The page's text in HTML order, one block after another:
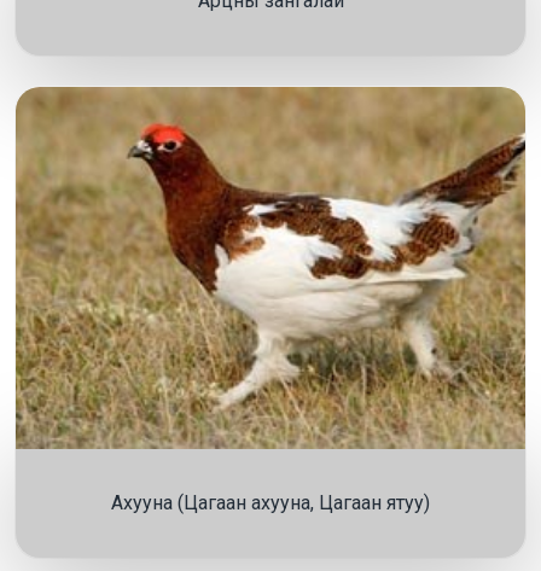
Ахууна (Цагаан ахууна, Цагаан ятуу)